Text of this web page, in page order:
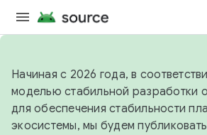
Начиная с 2026 года, в
моделью стабильной разработки
для обеспечения стабильности
экосистемы, мы будем